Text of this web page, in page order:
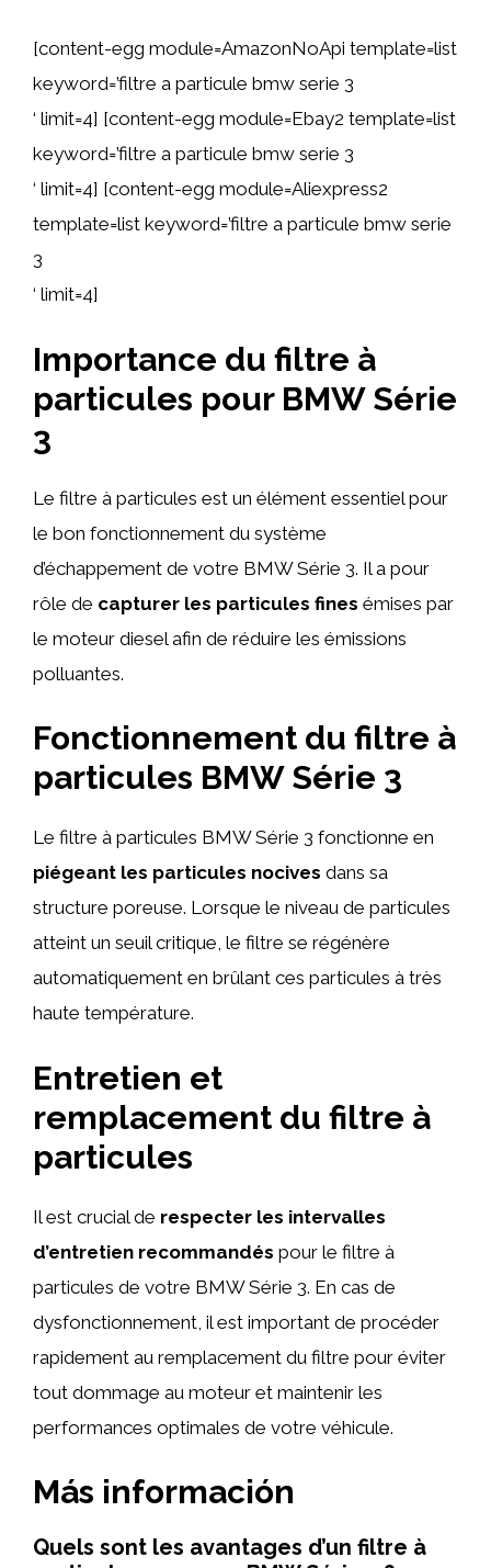
[content-egg module=AmazonNoApi template=list
keyword=’filtre a particule bmw serie 3
‘ limit=4] [content-egg module=Ebay2 template=list
keyword=’filtre a particule bmw serie 3
‘ limit=4] [content-egg module=Aliexpress2
template=list keyword=’filtre a particule bmw serie
3
‘ limit=4]
Importance du filtre à
particules pour BMW Série
3
Le filtre à particules est un élément essentiel pour
le bon fonctionnement du système
d’échappement de votre BMW Série 3. Il a pour
rôle de capturer les particules fines émises par
le moteur diesel afin de réduire les émissions
polluantes.
Fonctionnement du filtre à
particules BMW Série 3
Le filtre à particules BMW Série 3 fonctionne en
piégeant les particules nocives dans sa
structure poreuse. Lorsque le niveau de particules
atteint un seuil critique, le filtre se régénère
automatiquement en brûlant ces particules à très
haute température.
Entretien et
remplacement du filtre à
particules
Il est crucial de respecter les intervalles
d’entretien recommandés pour le filtre à
particules de votre BMW Série 3. En cas de
dysfonctionnement, il est important de procéder
rapidement au remplacement du filtre pour éviter
tout dommage au moteur et maintenir les
performances optimales de votre véhicule.
Más información
Quels sont les avantages d’un filtre à